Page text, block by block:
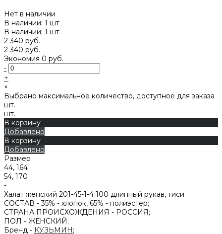
Нет в наличии
В наличии: 1 шт
В наличии: 1 шт
2 340 руб.
2 340 руб.
Экономия 0 руб.
-
+
×
Выбрано максимальное количество, доступное для заказа
шт.
шт.
В корзину
Добавлено
В корзину
Добавлено
Размер
44, 164
54, 170
-
Халат женский 201-45-1-4 100 длинный рукав, тиси
СОСТАВ -35% - хлопок, 65% - полиэстер;
СТРАНА ПРОИСХОЖДЕНИЯ - РОССИЯ;
ПОЛ - ЖЕНСКИЙ;
Бренд - КУЗЬМИН;